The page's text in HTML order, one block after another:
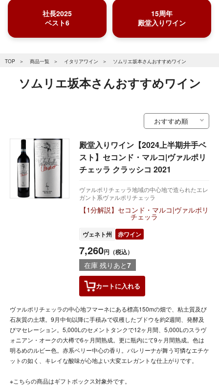
社長2025
ベスト6
15周年
殿堂入りワイン
TOP 商品一覧 イタリアワイン ソムリエ坂本さんおすすめワイン
ソムリエ坂本さんおすすめワイン
殿堂入りワイン【2024上半期井手ベ
スト】セコンド・マルコ|ヴァルポリ
チェッラ クラッシコ 2021
ヴァルポリチェッラ地域の中心地で造られたエレ
ガント系ヴァルポリチェッラ
【1分解説】セコンド・マルコ|ヴァルポリ
チェッラ
ヴェネト州 赤ワイン
7,260円（税込）
在庫 残りあと7
カートに入れる
ヴァルポリチェッラの中心地フマーネにある標高150mの畑で、粘土質及び
石灰質の土壌。9月中旬以降に手積みで収穫したブドウを約2週間、発酵及
びマセレーション。5,000Lのセメントタンクで12ヶ月間、5,000Lのスラヴ
ォニアン・オークの大樽で6ヶ月間熟成。更に瓶内にて9ヶ月間熟成。色は
明るめのルビー色。赤系ベリー中心の香り。バレリーナが舞う可憐なエチケ
ットの如く、キレイな酸味が心地よい大変エレガントな仕上がりです。
※こちらの商品はギフトボックス対象外です。